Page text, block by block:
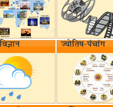
ज्योतिष-पंचांग